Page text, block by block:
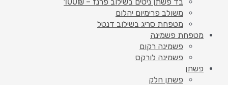
משולב פרימיום יהלום
מטפחת סריג בשילוב דנטל
מטפחת פשמינה
פשמינה רקום
פשמינה לורקס
פשתן
פשתן חלק